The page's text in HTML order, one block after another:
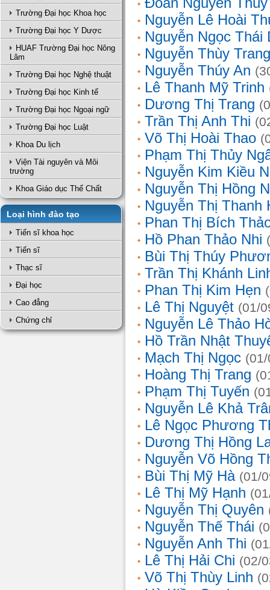
Trường Đại học Khoa học
Trường Đại học Y Dược
HUAF Trường Đại học Nông
Lâm
Trường Đại học Nghệ thuật
Trường Đại học Kinh tế
Trường Đại học Ngoại ngữ
Trường Đại học Luật
Khoa Du lịch
Viện Tài nguyên và Môi
trường
Khoa Giáo dục Thể Chất
Loại hình đào tạo
Tiến sĩ khoa học
Tiến sĩ
Thạc sĩ
Đại học
Cao đẳng
Chứng chỉ
Nguyễn Lê Hoài
Nguyễn Ngọc Thái
Nguyễn Thùy Trang
Nguyễn Thúy An
Lê Thanh Mỹ Trinh
Dương Thị Trang
Trần Thị Anh Thi
Võ Thị Hoài Thao
Phạm Thị Thủy
Nguyễn Kim Kiều
Nguyễn Thị Hồng
Nguyễn Thị Thanh
Phan Thị Bích
Hồ Phan Thảo Nhi
Bùi Thị Thúy
Trần Thị Khánh
Phan Thị Kim Hẹn
Lê Thị Nguyệt (01/
Nguyễn Lê Thảo
Hồ Trần Nhật
Mạch Thị Ngọc
Hoàng Thị Trang
Phạm Thị Tuyến
Nguyễn Lê Khả
Lê Ngọc Phương
Dương Thị Hồng
Nguyễn Võ Hồng
Bùi Thị Mỹ Hà (01/
Lê Thị Mỹ Hạnh
Nguyễn Thị Quyên
Nguyễn Thế Thái
Nguyễn Anh Thi
Lê Thị Hải Chi (02/
Võ Thị Thùy Linh